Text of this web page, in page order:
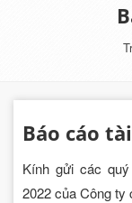
Báo cáo
Kính gửi các
2022 của Công ty